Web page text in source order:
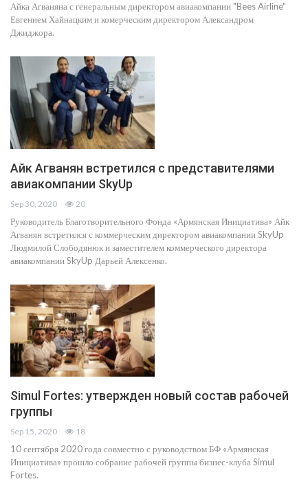
Айка Агваняна с генеральным директором авиакомпании "Bees Airline"
Евгением Хайнацким и комерческим директором Александром
Джиджора.
Айк Агванян встретился с представителями
авиакомпании SkyUp
Sep 30, 2020 20
Руководитель Благотворительного Фонда «Армянская Инициатива» Айк
Агванян встретился с коммерческим директором авиакомпании SkyUp
Людмилой Слободянюк и заместителем коммерческого директора
авиакомпании SkyUp Дарьей Алексенко.
Simul Fortes: утвержден новый состав рабочей
группы
Sep 15, 2020 18
10 сентября 2020 года совместно с руководством БФ «Армянская
Инициатива» прошло собрание рабочей группы бизнес-клуба Simul
Fortes.